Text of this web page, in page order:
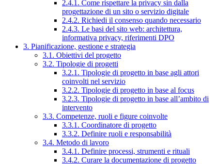
2.4.1. Come rispettare la privacy sin dalla
progettazione di un sito o servizio digitale
2.4.2. Richiedi il consenso quando necessario
2.4.3. Le basi del sito web: architettura,
informativa privacy, riferimenti DPO
3. Pianificazione, gestione e strategia
3.1. Obiettivi del progetto
3.2. Tipologie di progetti
3.2.1. Tipologie di progetto in base agli attori
coinvolti nel servizio
3.2.2. Tipologie di progetto in base al focus
3.2.3. Tipologie di progetto in base all’ambito di
intervento
3.3. Competenze, ruoli e figure coinvolte
3.3.1. Coordinatore di progetto
3.3.2. Definire ruoli e responsabilità
3.4. Metodo di lavoro
3.4.1. Definire processi, strumenti e rituali
3.4.2. Curare la documentazione di progetto